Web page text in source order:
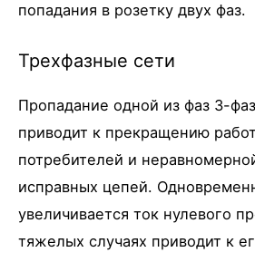
попадания в розетку двух фаз.
Трехфазные сети
Пропадание одной из фаз 3-
приводит к прекращению
потребителей и
исправных цепей.
увеличивается ток нулевого
тяжелых случаях приводит к